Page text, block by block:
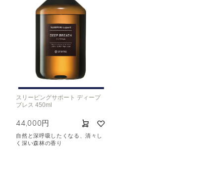
ユーカリ
ヒノキ
スリーピングサポート ディープ
ブレス 450ml
44,000円
自然と深呼吸したくなる、清々し
く深い森林の香り